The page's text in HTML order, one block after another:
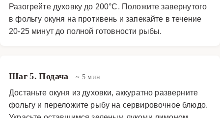
Разогрейте духовку до 200°C. Положите завернутого
в фольгу окуня на противень и запекайте в течение
20-25 минут до полной готовности рыбы.
Шаг 5. Подача ~ 5 мин
Достаньте окуня из духовки, аккуратно разверните
фольгу и переложите рыбу на сервировочное блюдо.